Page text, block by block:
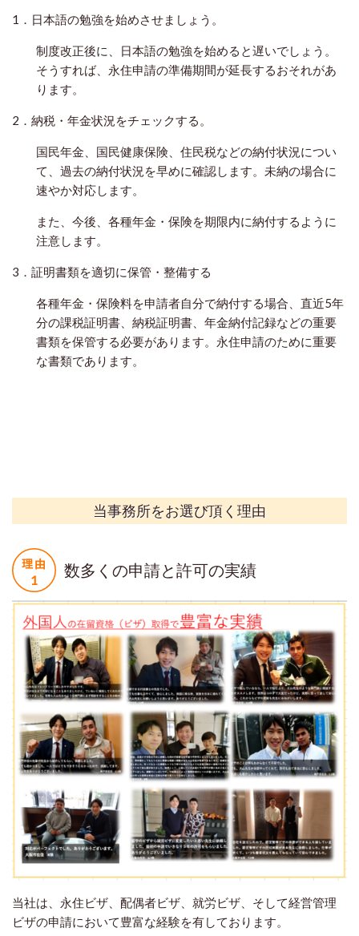
1．日本語の勉強を始めさせましょう。
制度改正後に、日本語の勉強を始めると遅いでしょう。
そうすれば、永住申請の準備期間が延長するおそれがあ
ります。
2．納税・年金状況をチェックする。
国民年金、国民健康保険、住民税などの納付状況につい
て、過去の納付状況を早めに確認します。未納の場合に
速やか対応します。
また、今後、各種年金・保険を期限内に納付するように
注意します。
3．証明書類を適切に保管・整備する
各種年金・保険料を申請者自分で納付する場合、直近5年
分の課税証明書、納税証明書、年金納付記録などの重要
書類を保管する必要があります。永住申請のために重要
な書類であります。
当事務所をお選び頂く理由
数多くの申請と許可の実績
当社は、永住ビザ、配偶者ビザ、就労ビザ、そして経営管理
ビザの申請において豊富な経験を有しております。